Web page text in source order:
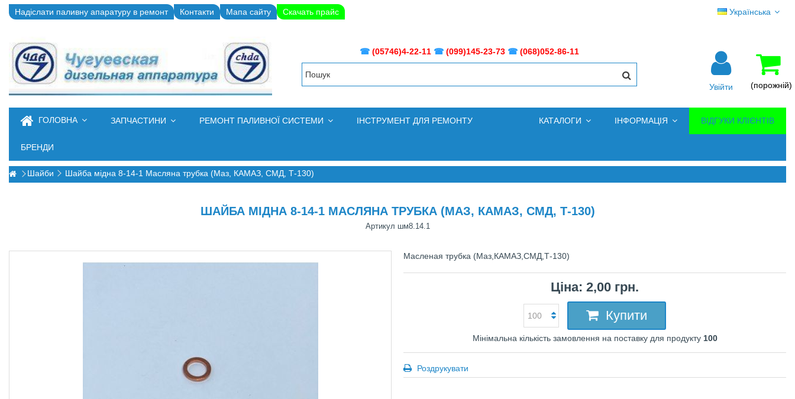
Українська
Надіслати паливну апаратуру в ремонт Контакти Мапа сайту Скачать прайс
☎ (05746)4-22-11 ☎ (099)145-23-73 ☎ (068)052-86-11
(порожній)
Увійти
ГОЛОВНА ЗАПЧАСТИНИ РЕМОНТ ПАЛИВНОЇ СИСТЕМИ ІНСТРУМЕНТ ДЛЯ РЕМОНТУ ВІДГУКИ КЛІЄНТІВ
ІНФОРМАЦІЯ
КАТАЛОГИ
БРЕНДИ
Шайби Шайба мідна 8-14-1 Масляна трубка (Маз, КАМАЗ, СМД, Т-130)
ШАЙБА МІДНА 8-14-1 МАСЛЯНА ТРУБКА (МАЗ, КАМАЗ, СМД, Т-130)
Артикул шм8.14.1
Масленая трубка (Маз,КАМАЗ,СМД,Т-130)
Ціна: 2,00 грн.
Купити
Мінімальна кількість замовлення на поставку для продукту 100
Роздрукувати